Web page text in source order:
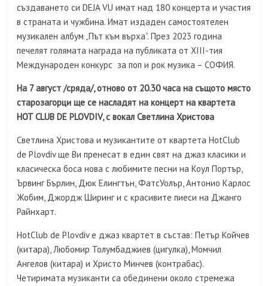
създаването си DEJA VU имат над 180 концерта и участия
в страната и чужбина. Имат издаден самостоятелен
музикален албум „Път към върха”. През 2023 година
печелят голямата награда на публиката от ХIII-тия
Международен конкурс за поп и рок музика – СОФИЯ.
На 7 август /сряда/, отново от 20.30 часа на същото място
старозагорци ще се насладят на концерт на квартета
HOT CLUB DE PLOVDIV, с вокал Светлина Христова
Светлина Христова и музикантите от квартета HotClub
de Plovdiv ще Ви пренесат в един свят на джаз класики и
класическа боса нова с любимите песни на Коул Портър,
Ървинг Бърлин, Дюк Елингтън, ФатсУолър, Антонио Карлос
Жобим, Джордж Ширинг и с красивите пиеси на Джанго
Райнхарт.
HotClub de Plovdiv е джаз квартет в състав: Петър Койчев
(китара), Любомир Толумбаджиев (цигулка), Момчил
Ангелов (китара) и Христо Минчев (контрабас).
Четиримата музиканти са обединени около стремежа